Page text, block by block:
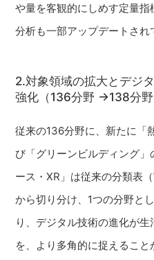
や量を客観的にしめす定量
分析も一部アップデートされ
2.対象領域の拡大とデジ
強化（136分野 →138分野
従来の136分野に、新たに「
び「グリーンビルディング
ース・XR」は従来の分類表
から切り分け、1つの分野と
り、デジタル技術の進化が
を、より多角的に捉えるこ